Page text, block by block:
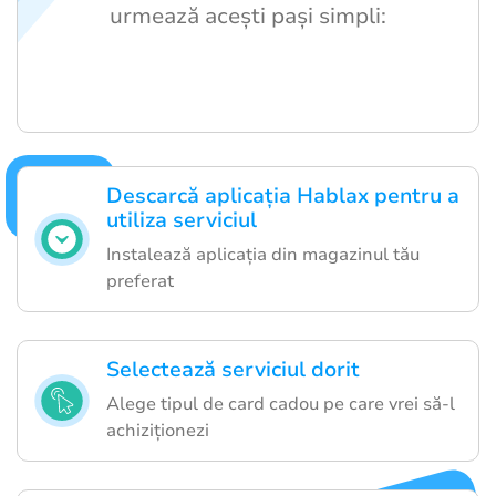
Descarcă aplicația Hablax pentru a
utiliza serviciul
Instalează aplicația din magazinul tău
preferat
Selectează serviciul dorit
Alege tipul de card cadou pe care vrei să-l
achiziționezi
urmează acești pași simpli: